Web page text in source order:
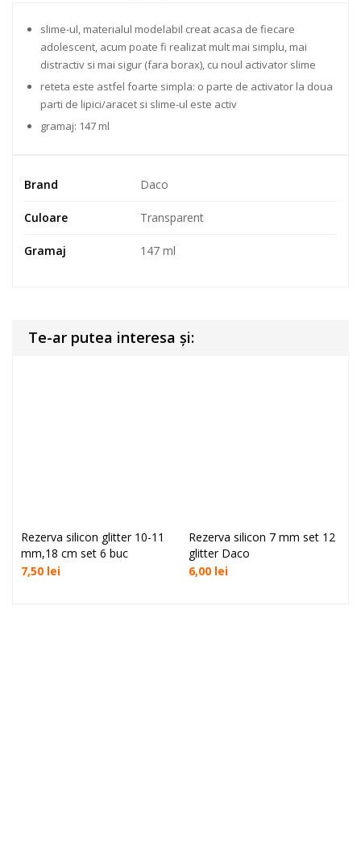
slime-ul, materialul modelabil creat acasa de fiecare
adolescent, acum poate fi realizat mult mai simplu, mai
distractiv si mai sigur (fara borax), cu noul activator slime
reteta este astfel foarte simpla: o parte de activator la doua
parti de lipici/aracet si slime-ul este activ
gramaj: 147 ml
Brand Daco
Culoare Transparent
Gramaj 147 ml
Te-ar putea interesa și:
Rezerva silicon glitter 10-11
mm,18 cm set 6 buc
7,50 lei
Rezerva silicon 7 mm set 12
glitter Daco
6,00 lei